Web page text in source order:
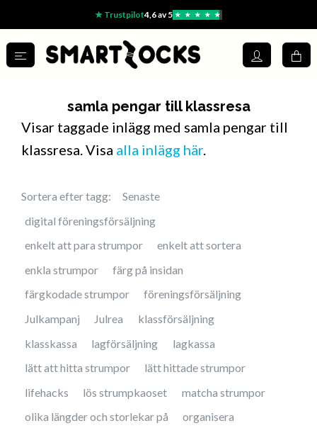
★ Trustpilot4,6 av 5 ★ ★ ★ ★ ★
samla pengar till klassresa
Visar taggade inlägg med samla pengar till
klassresa. Visa alla inlägg här.
Sortera efter tagg:
Senaste
digital föreningsförsäljning
enkelt att para strumpor
enkelt att sortera
enkla strumpor
färg på insidan
färgkodade strumpor
föreningsförsäljning
Julkampanj
Julrea
klassförsäljning
klasskassa
lagförsäljning
lagkassa
lätt att hitta strumpor
lätt hittade strumpor
lifehacks
lös strumpkaoset
matcha strumpor
olika längder och storlekar på
organisera